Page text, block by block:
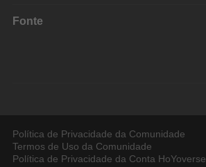
Fonte
Política de Privacidade da Comunidade
Termos de Uso da Comunidade
Política de Privacidade da Conta HoYoverse